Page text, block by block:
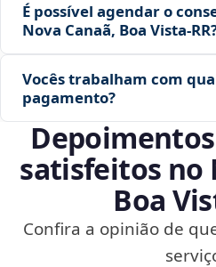
É possível agendar o
Nova Canaã, Boa
Vocês trabalham com
pagamento?
satisfeitos no
Boa
Confira a opinião de